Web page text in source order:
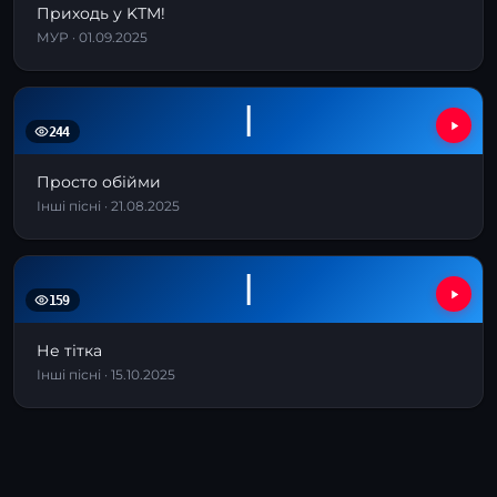
Приходь у KТM!
МУР · 01.09.2025
І
244
Просто обійми
Інші пісні · 21.08.2025
І
159
Не тітка
Інші пісні · 15.10.2025